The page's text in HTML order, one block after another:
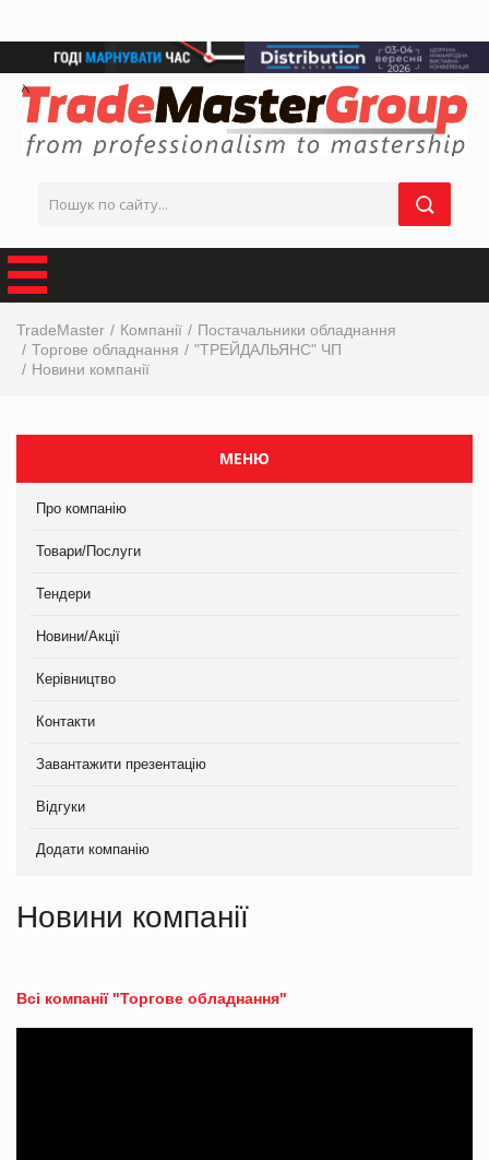
TradeMaster Компанії
Постачальники обладнання
Торгове обладнання
"ТРЕЙДАЛЬЯНС" ЧП
Новини компанії
МЕНЮ
Про компанію
Товари/Послуги
Тендери
Новини/Акції
Керівництво
Контакти
Завантажити презентацію
Відгуки
Додати компанію
Новини компанії
Всі компанії "Торгове обладнання"